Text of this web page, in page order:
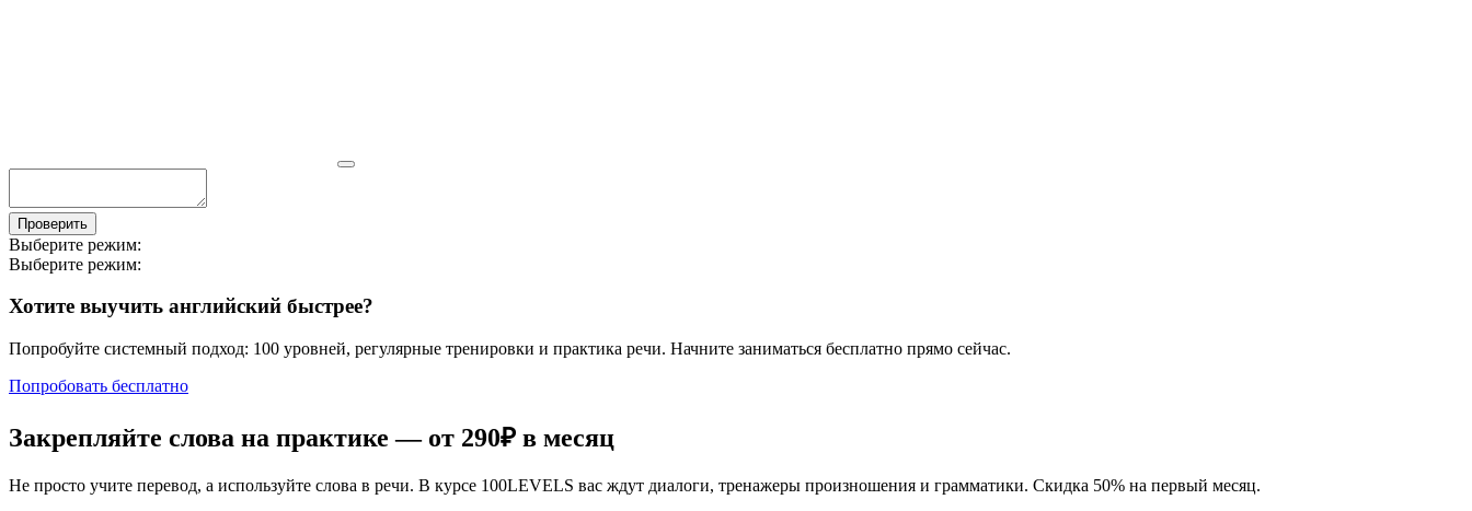
Проверить
Выберите режим:
Выберите режим:
Хотите выучить английский быстрее?
Попробуйте системный подход: 100 уровней, регулярные тренировки и практика речи. Начните заниматься бесплатно прямо сейчас.
Попробовать бесплатно
Закрепляйте слова на практике — от 290₽ в месяц
Не просто учите перевод, а используйте слова в речи. В курсе 100LEVELS вас ждут диалоги, тренажеры произношения и грамматики. Скидка 50% на первый месяц.